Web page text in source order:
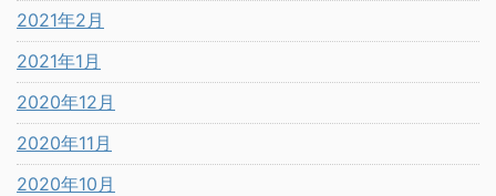
2021年2月
2021年1月
2020年12月
2020年11月
2020年10月